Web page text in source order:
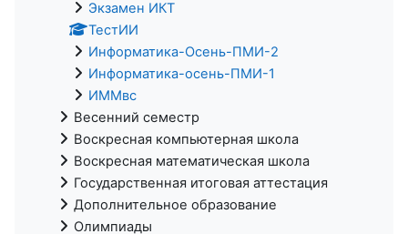
Экзамен ИКТ
ТестИИ
Информатика-Осень-ПМИ-2
Информатика-осень-ПМИ-1
ИММвс
Весенний семестр
Воскресная компьютерная школа
Воскресная математическая школа
Государственная итоговая аттестация
Дополнительное образование
Олимпиады